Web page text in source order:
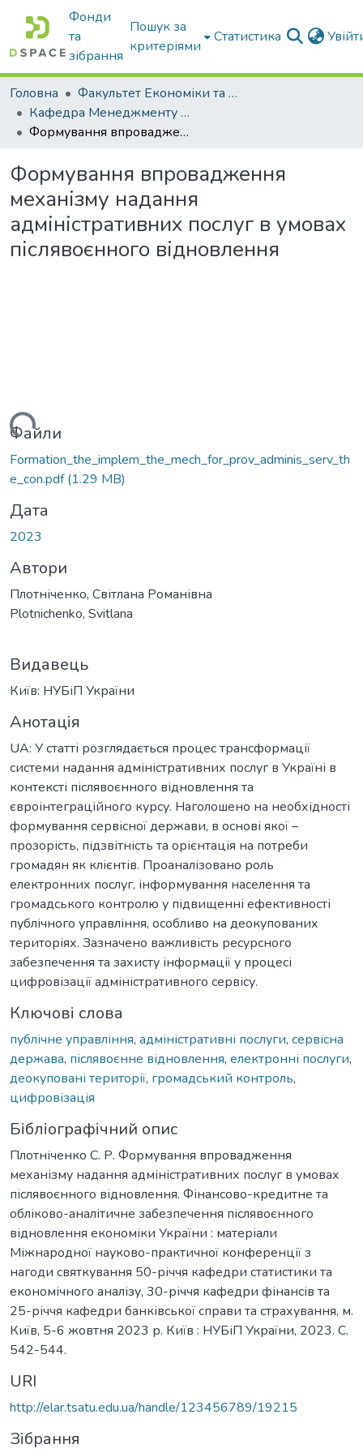
Фонди
та
зібрання
Пошук за
критеріями
Статистика
Головна
Факультет Економіки та бізнесу
Кафедра Менеджменту та публічного адміністрування
Формування впровадження механізму надання адміністративних послуг в умовах післявоєнного відновлення
Формування впровадження
механізму надання
адміністративних послуг в умовах
післявоєнного відновлення
Файли
Formation_the_implem_the_mech_for_prov_adminis_serv_th
e_con.pdf(1.29 MB)
Дата
2023
Автори
Плотніченко, Світлана Романівна
Plotnichenko, Svitlana
Видавець
Київ: НУБіП України
Анотація
UA: У статті розглядається процес трансформації
системи надання адміністративних послуг в Україні в
контексті післявоєнного відновлення та
євроінтеграційного курсу. Наголошено на необхідності
формування сервісної держави, в основі якої –
прозорість, підзвітність та орієнтація на потреби
громадян як клієнтів. Проаналізовано роль
електронних послуг, інформування населення та
громадського контролю у підвищенні ефективності
публічного управління, особливо на деокупованих
територіях. Зазначено важливість ресурсного
забезпечення та захисту інформації у процесі
цифровізації адміністративного сервісу.
Ключові слова
публічне управління, адміністративні послуги, сервісна
держава, післявоєнне відновлення, електронні послуги,
деокуповані території, громадський контроль,
цифровізація
Бібліографічний опис
Плотніченко С. Р. Формування впровадження
механізму надання адміністративних послуг в умовах
післявоєнного відновлення. Фінансово-кредитне та
обліково-аналітичне забезпечення післявоєнного
відновлення економіки України : матеріали
Міжнародної науково-практичної конференції з
нагоди святкування 50-річчя кафедри статистики та
економічного аналізу, 30-річчя кафедри фінансів та
25-річчя кафедри банківської справи та страхування, м.
Київ, 5-6 жовтня 2023 р. Київ : НУБіП України, 2023. С.
542-544.
URI
http://elar.tsatu.edu.ua/handle/123456789/19215
Зібрання